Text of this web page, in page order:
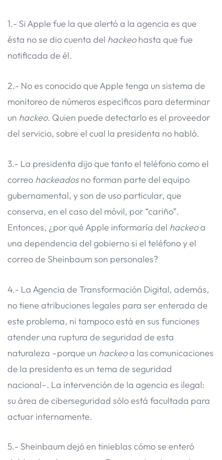
1.- Si Apple fue la que alertó a la agencia es que
ésta no se dio cuenta del hackeohasta que fue
notificada de él.
2.- No es conocido que Apple tenga un sistema de
monitoreo de números específicos para determinar
un hackeo. Quien puede detectarlo es el proveedor
del servicio, sobre el cual la presidenta no habló.
3.- La presidenta dijo que tanto el teléfono como el
correo hackeadosno forman parte del equipo
gubernamental, y son de uso particular, que
conserva, en el caso del móvil, por “cariño”.
Entonces, ¿por qué Apple informaría del hackeoa
una dependencia del gobierno si el teléfono y el
correo de Sheinbaum son personales?
4.- La Agencia de Transformación Digital, además,
no tiene atribuciones legales para ser enterada de
este problema, ni tampoco está en sus funciones
atender una ruptura de seguridad de esta
naturaleza –porque un hackeoa las comunicaciones
de la presidenta es un tema de seguridad
nacional–. La intervención de la agencia es ilegal:
su área de ciberseguridad sólo está facultada para
actuar internamente.
5.- Sheinbaum dejó en tinieblas cómo se enteró